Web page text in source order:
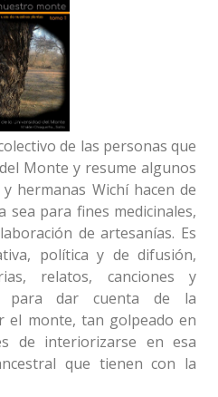
de las personas que
Monte y resume algunos
hermanas Wichí hacen de
sea para fines medicinales,
de artesanías. Es
política y de difusión,
relatos, canciones y
para dar cuenta de la
el monte, tan golpeado en
de interiorizarse en esa
que tienen con la